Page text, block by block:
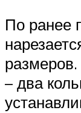
По ранее
– два